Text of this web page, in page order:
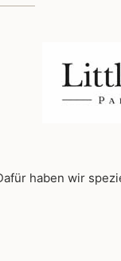
haben wir